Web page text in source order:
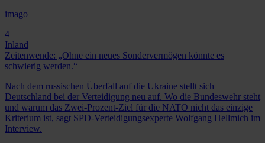
imago
4
Inland
Zeitenwende: „Ohne ein neues Sondervermögen könnte es
schwierig werden.“
Nach dem russischen Überfall auf die Ukraine stellt sich
Deutschland bei der Verteidigung neu auf. Wo die Bundeswehr steht
und warum das Zwei-Prozent-Ziel für die NATO nicht das einzige
Kriterium ist, sagt SPD-Verteidigungsexperte Wolfgang Hellmich im
Interview.